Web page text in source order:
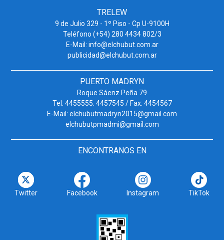
TRELEW
9 de Julio 329 - 1º Piso - Cp U-9100H
Teléfono (+54) 280 4434 802/3
E-Mail: info@elchubut.com.ar
publicidad@elchubut.com.ar
PUERTO MADRYN
Roque Sáenz Peña 79
Tel: 4455555. 4457545 / Fax: 4454567
E-Mail: elchubutmadryn2015@gmail.com
elchubutpmadmi@gmail.com
ENCONTRANOS EN
Twitter Facebook Instagram TikTok